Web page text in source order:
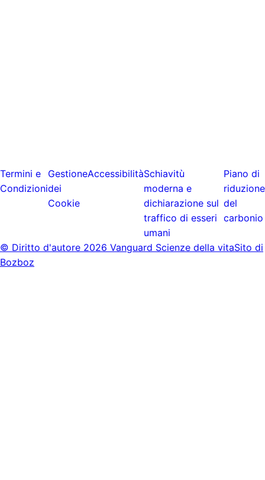
Termini e
Condizioni
Gestione
dei
Cookie
AccessibilitàSchiavitù
moderna e
dichiarazione sul
traffico di esseri
umani
Piano di
riduzione
del
carbonio
© Diritto d'autore 2026 Vanguard Scienze della vitaSito di
Bozboz